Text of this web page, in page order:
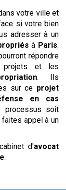
votre ville et
si votre bien
adresser à un
à Paris.
répondre
projets et les
. Ils
sur ce projet
en cas
processus soit
appel à un
d'avocat
.